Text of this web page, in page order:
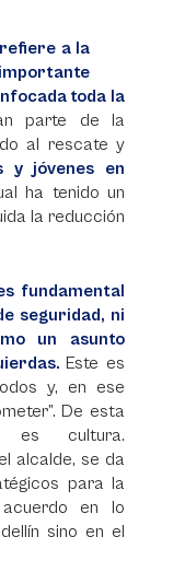
a la
toda la
parte de la
al rescate y
y jóvenes en
ha tenido un
la reducción
fundamental
seguridad, ni
un asunto
Este es
y, en ese
De esta
es cultura.
alcalde, se da
para la
en lo
sino en el